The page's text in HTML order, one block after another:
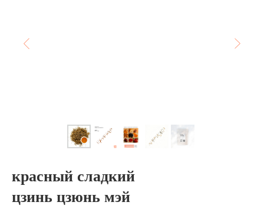
красный сладкий
цзинь цзюнь мэй